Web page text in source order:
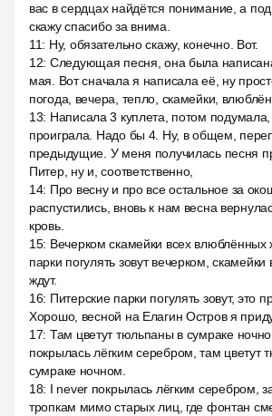
вас в сердцах найдётся понимание, а
скажу спасибо за внима.
11: Ну, обязательно скажу, конечно. Вот.
12: Следующая песня, она была
мая. Вот сначала я написала её, ну
погода, вечера, тепло, скамейки,
13: Написала 3 куплета, потом
проиграла. Надо бы 4. Ну, в общем,
предыдущие. У меня получилась песня
Питер, ну и, соответственно,
14: Про весну и про все остальное за
распустились, вновь к нам весна
кровь.
15: Вечерком скамейки всех влюблённых
парки погулять зовут вечерком,
ждут.
16: Питерские парки погулять зовут, это
Хорошо, весной на Елагин Остров я
17: Там цветут тюльпаны в сумраке
покрылась лёгким серебром, там цветут
сумраке ночном.
18: I never покрылась лёгким серебром,
тропкам мимо старых лиц, где фонтан